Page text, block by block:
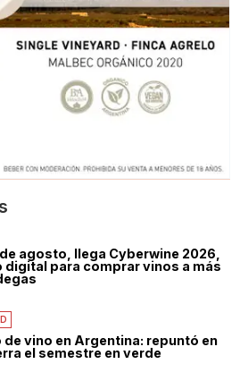
de agosto, llega Cyberwine 2026,
digital para comprar vinos a más
de vino en Argentina: repuntó en
el semestre en verde